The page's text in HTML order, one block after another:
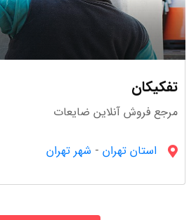
فروش و بازاریابی
تفکیکان
مرجع فروش آنلاین ضایعات
استان تهران - شهر تهران